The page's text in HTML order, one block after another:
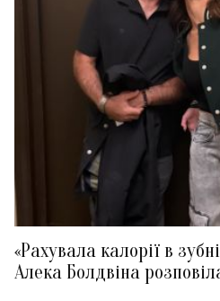
«Рахувала калорії в
Алека Болдвіна